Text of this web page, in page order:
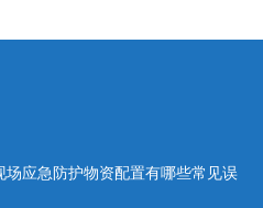
场应急防护物资配置有哪些常见误